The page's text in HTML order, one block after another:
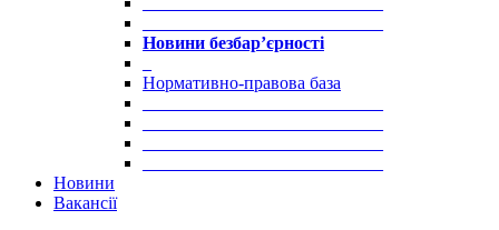
Новини безбар’єрності
Нормативно-правова база
Новини
Вакансії